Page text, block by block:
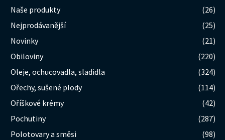
Naše produkty
(26)
Nejprodávanější
(25)
Novinky
(21)
Obiloviny
(220)
Oleje, ochucovadla, sladidla
(324)
Ořechy, sušené plody
(114)
Oříškové krémy
(42)
Pochutiny
(287)
Polotovary a směsi
(98)